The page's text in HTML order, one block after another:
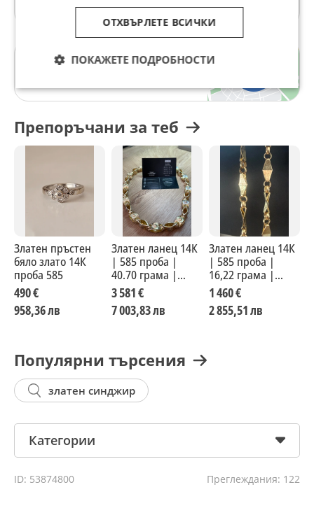
Чаталджа
Препоръчани за теб
Златен пръстен
бяло злато 14К
проба 585
490 €
958,36 лв
Златен ланец 14К
| 585 проба |
40.70 грама |
Сертификат
3 581 €
7 003,83 лв
Златен ланец 14К
| 585 проба |
16,22 грама |
Сертификат
1 460 €
2 855,51 лв
Популярни търсения
златен синджир
Категории
ID: 53874800 Преглеждания: 122
ОТХВЪРЛЕТЕ ВСИЧКИ
ПОКАЖЕТЕ ПОДРОБНОСТИ